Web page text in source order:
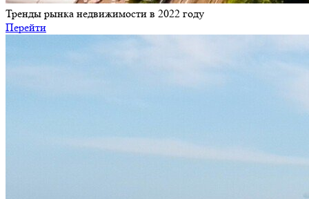
Тренды рынка недвижимости в 2022 году
Перейти